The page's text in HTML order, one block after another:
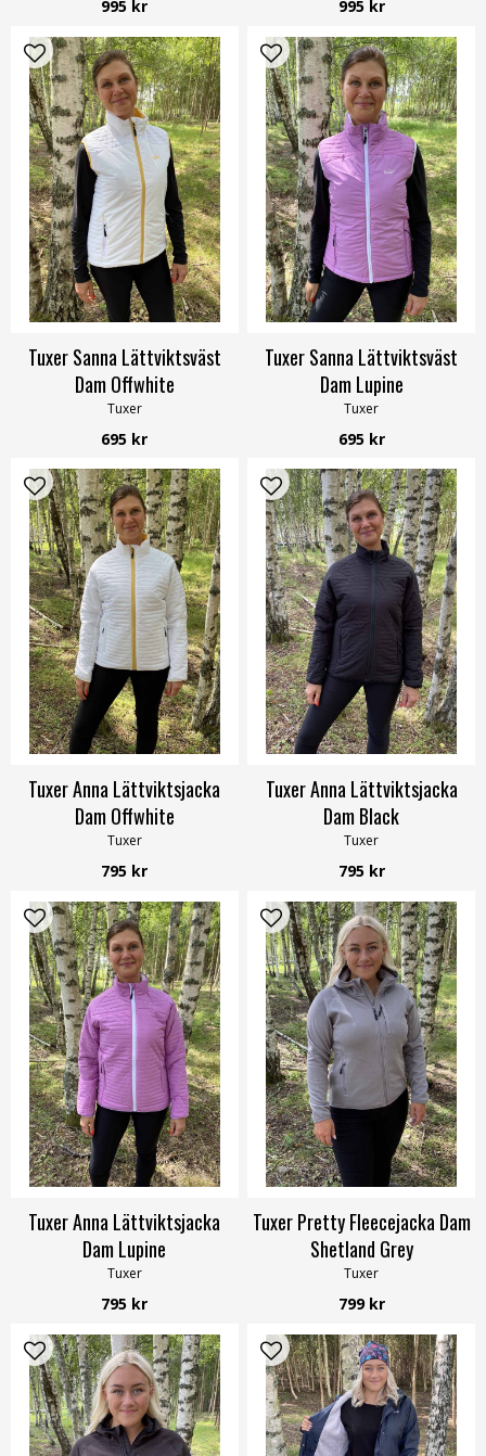
995 kr 995 kr
Tuxer Sanna Lättviktsväst
Dam Offwhite
Tuxer
695 kr
Tuxer Sanna Lättviktsväst
Dam Lupine
Tuxer
695 kr
Tuxer Anna Lättviktsjacka
Dam Offwhite
Tuxer
795 kr
Tuxer Anna Lättviktsjacka
Dam Black
Tuxer
795 kr
Tuxer Anna Lättviktsjacka
Dam Lupine
Tuxer
795 kr
Tuxer Pretty Fleecejacka Dam
Shetland Grey
Tuxer
799 kr